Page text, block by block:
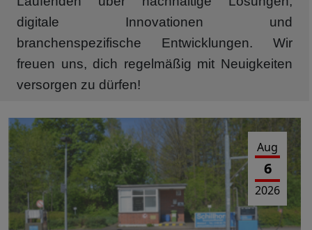
digitale Innovationen und
branchenspezifische Entwicklungen. Wir
freuen uns, dich regelmäßig mit Neuigkeiten
versorgen zu dürfen!
Aug
6
2026